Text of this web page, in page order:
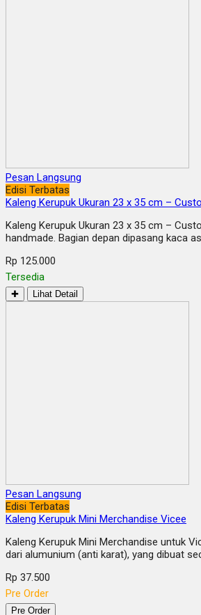
Pesan Langsung
Edisi Terbatas
Kaleng Kerupuk Ukuran 23 x 35 cm –
Kaleng Kerupuk Ukuran 23 x 35 cm –
handmade. Bagian depan dipasang kaca
Rp 125.000
Tersedia
✚ Lihat Detail
Pesan Langsung
Edisi Terbatas
Kaleng Kerupuk Mini Merchandise Vicee
Kaleng Kerupuk Mini Merchandise untuk
dari alumunium (anti karat), yang dibuat
Rp 37.500
Pre Order
Pre Order